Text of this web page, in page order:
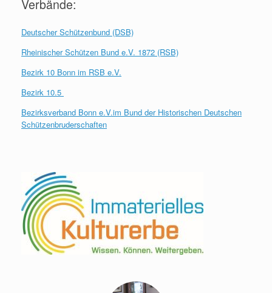
Verbände:
Deutscher Schützenbund (DSB)
Rheinischer Schützen Bund e.V. 1872 (RSB)
Bezirk 10 Bonn im RSB e.V.
Bezirk 10.5
Bezirksverband Bonn e.V.im Bund der Historischen Deutschen
Schützenbruderschaften